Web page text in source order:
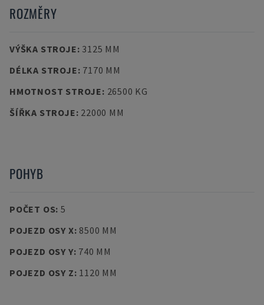
ROZMĚRY
VÝŠKA STROJE: 3125 MM
DÉLKA STROJE: 7170 MM
HMOTNOST STROJE: 26500 KG
ŠÍŘKA STROJE: 22000 MM
POHYB
POČET OS: 5
POJEZD OSY X: 8500 MM
POJEZD OSY Y: 740 MM
POJEZD OSY Z: 1120 MM